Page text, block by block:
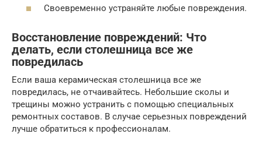
Своевременно устраняйте любые повреждения.
Восстановление повреждений: Что
делать, если столешница все же
повредилась
Если ваша керамическая столешница все же
повредилась, не отчаивайтесь. Небольшие сколы и
трещины можно устранить с помощью специальных
ремонтных составов. В случае серьезных повреждений
лучше обратиться к профессионалам.